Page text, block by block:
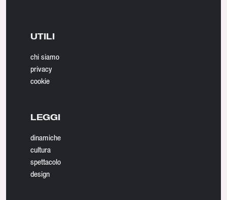
UTILI
chi siamo
privacy
cookie
LEGGI
dinamiche
cultura
spettacolo
design